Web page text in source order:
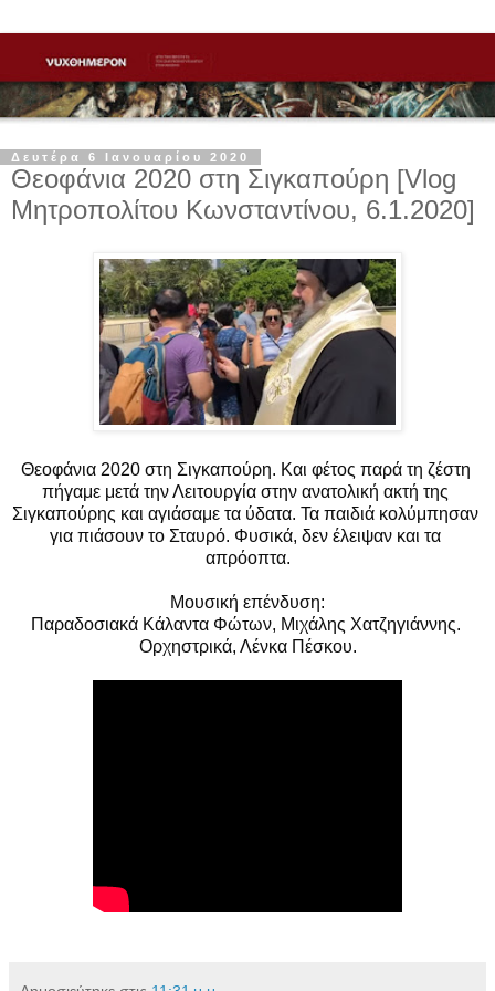
Δευτέρα 6 Ιανουαρίου 2020
Θεοφάνια 2020 στη Σιγκαπούρη [Vlog
Μητροπολίτου Κωνσταντίνου, 6.1.2020]
Θεοφάνια 2020 στη Σιγκαπούρη. Και φέτος παρά τη ζέστη
πήγαμε μετά την Λειτουργία στην ανατολική ακτή της
Σιγκαπούρης και αγιάσαμε τα ύδατα. Τα παιδιά κολύμπησαν
για πιάσουν το Σταυρό. Φυσικά, δεν έλειψαν και τα
απρόοπτα.
Μουσική επένδυση:
Παραδοσιακά Κάλαντα Φώτων, Μιχάλης Χατζηγιάννης.
Ορχηστρικά, Λένκα Πέσκου.